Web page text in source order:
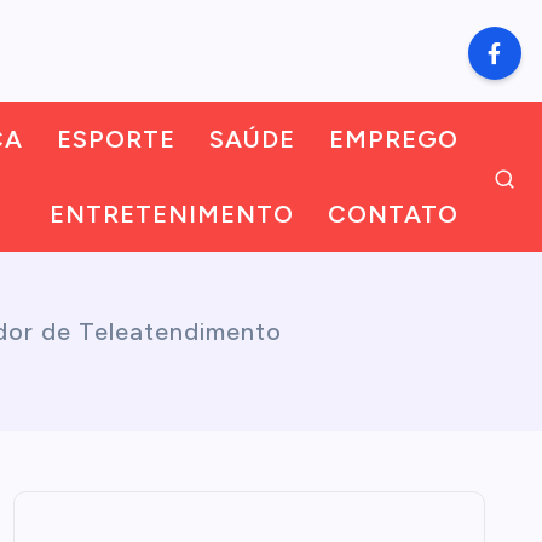
ESPORTE SAÚDE EMPREGO
ENTRETENIMENTO CONTATO
de Teleatendimento